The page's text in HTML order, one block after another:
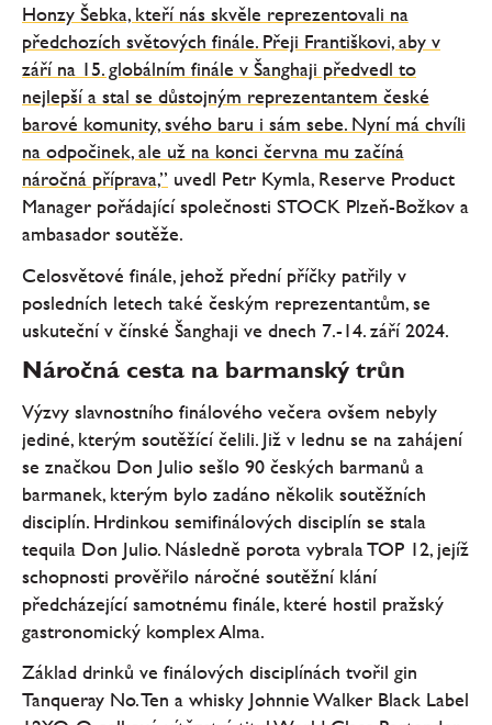
Honzy Šebka, kteří nás skvěle reprezentovali na
předchozích světových finále. Přeji Františkovi, aby v
září na 15. globálním finále v Šanghaji předvedl to
nejlepší a stal se důstojným reprezentantem české
barové komunity, svého baru i sám sebe. Nyní má chvíli
na odpočinek, ale už na konci června mu začíná
náročná příprava,” uvedl Petr Kymla, Reserve Product
Manager pořádající společnosti STOCK Plzeň-Božkov a
ambasador soutěže.
Celosvětové finále, jehož přední příčky patřily v
posledních letech také českým reprezentantům, se
uskuteční v čínské Šanghaji ve dnech 7.-14. září 2024.
Náročná cesta na barmanský trůn
Výzvy slavnostního finálového večera ovšem nebyly
jediné, kterým soutěžící čelili. Již v lednu se na zahájení
se značkou Don Julio sešlo 90 českých barmanů a
barmanek, kterým bylo zadáno několik soutěžních
disciplín. Hrdinkou semifinálových disciplín se stala
tequila Don Julio. Následně porota vybrala TOP 12, jejíž
schopnosti prověřilo náročné soutěžní klání
předcházející samotnému finále, které hostil pražský
gastronomický komplex Alma.
Základ drinků ve finálových disciplínách tvořil gin
Tanqueray No. Ten a whisky Johnnie Walker Black Label